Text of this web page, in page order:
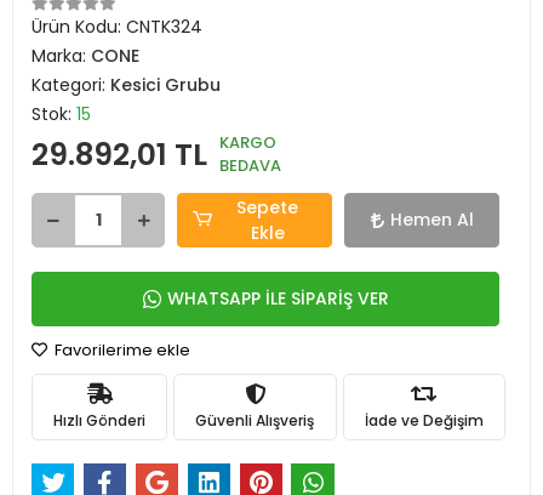
Ürün Kodu: CNTK324
Marka: CONE
Kategori: Kesici Grubu
Stok: 15
29.892,01 TL KARGO
BEDAVA
Sepete
Ekle
Hemen Al
WHATSAPP İLE SİPARİŞ VER
Favorilerime ekle
Hızlı Gönderi Güvenli Alışveriş İade ve Değişim